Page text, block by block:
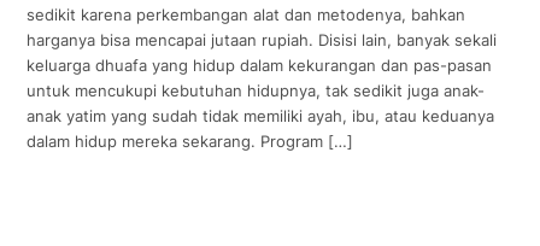
sedikit karena perkembangan alat dan metodenya, bahkan
harganya bisa mencapai jutaan rupiah. Disisi lain, banyak sekali
keluarga dhuafa yang hidup dalam kekurangan dan pas-pasan
untuk mencukupi kebutuhan hidupnya, tak sedikit juga anak-
anak yatim yang sudah tidak memiliki ayah, ibu, atau keduanya
dalam hidup mereka sekarang. Program […]